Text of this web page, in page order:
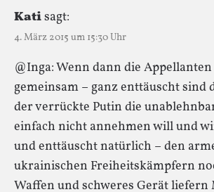
Katisagt:
4. März 2015 um 15:30 Uhr
@Inga: Wenn dann die
gemeinsam – ganz enttäuscht sind
der verrückte Putin die
einfach nicht annehmen will und
und enttäuscht natürlich – den
ukrainischen Freiheitskämpfern
Waffen und schweres Gerät liefern